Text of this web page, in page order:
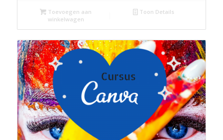
Toevoegen aan
winkelwagen
Toon Details